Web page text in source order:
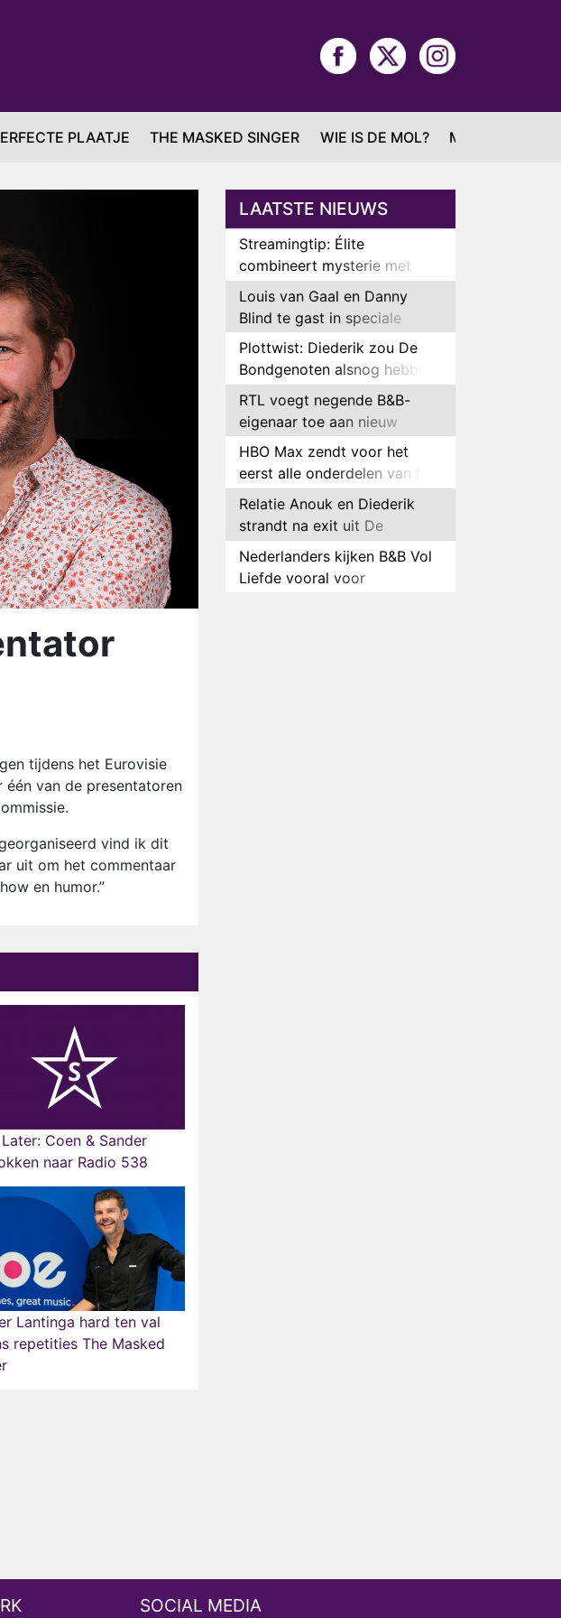
PLAATJE THE MASKED SINGER WIE IS DE MOL? MAFS
tijdens het Eurovisie
van de presentatoren
vind ik dit
uit om het commentaar
en humor.”
Coen & Sander
naar Radio 538
Lantinga hard ten val
repetities The Masked
LAATSTE NIEUWS
Streamingtip: Élite
combineert mysterie met
romantie
Louis van Gaal en Danny
Blind te gast in speciale
aflevering van Tussen de
Palen
Plottwist: Diederik zou De
Bondgenoten alsnog hebben
verlaten
RTL voegt negende B&B-
eigenaar toe aan nieuw
seizoen B&B Vol Liefde
HBO Max zendt voor het
eerst alle onderdelen van het
EK Atletiek uit
Relatie Anouk en Diederik
strandt na exit uit De
Bondgenoten
Nederlanders kijken B&B Vol
Liefde vooral voor
SOCIAL MEDIA